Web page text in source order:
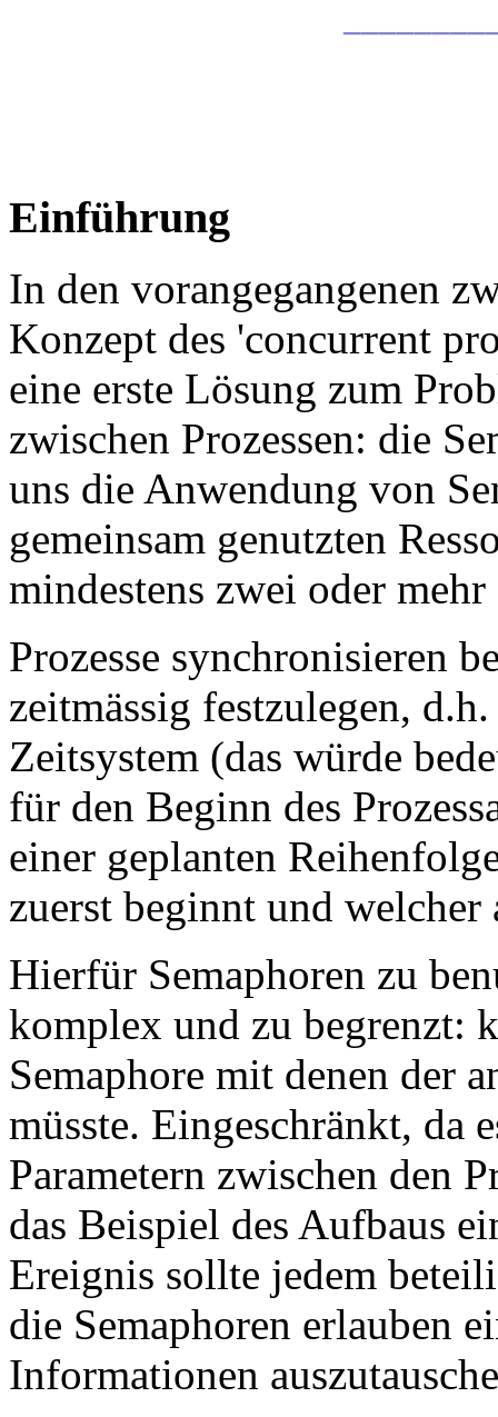
Einführung
In den vorangegangenen
Konzept des 'concurrent
eine erste Lösung zum
zwischen Prozessen: die
uns die Anwendung von
gemeinsam genutzten
mindestens zwei oder
Prozesse synchronisieren
zeitmässig festzulegen,
Zeitsystem (das würde
für den Beginn des
einer geplanten
zuerst beginnt und welcher
Hierfür Semaphoren zu
komplex und zu begrenzt:
Semaphore mit denen der
müsste. Eingeschränkt, da
Parametern zwischen den
das Beispiel des Aufbaus
Ereignis sollte jedem
die Semaphoren erlauben
Informationen